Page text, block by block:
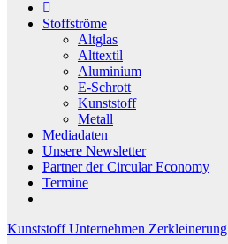
Stoffströme
Altglas
Alttextil
Aluminium
E-Schrott
Kunststoff
Metall
Mediadaten
Unsere Newsletter
Partner der Circular Economy
Termine
KunststoffUnternehmen Zerkleinerung